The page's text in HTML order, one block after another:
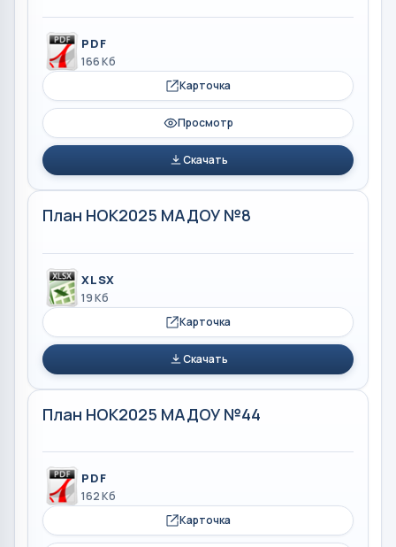
PDF
166 Кб
Карточка
Просмотр
Скачать
План НОК2025 МАДОУ №8
XLSX
19 Кб
Карточка
Скачать
План НОК2025 МАДОУ №44
PDF
162 Кб
Карточка